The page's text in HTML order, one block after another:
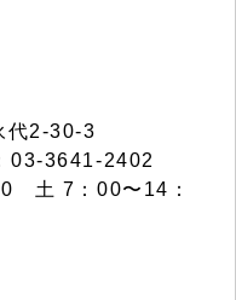
代2-30-3
03-3641-2402
土 7：00〜14：